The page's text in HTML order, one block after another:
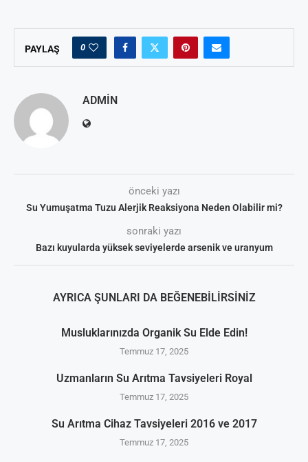
PAYLAŞ 0
ADMIN
önceki yazı
Su Yumuşatma Tuzu Alerjik Reaksiyona Neden Olabilir mi?
sonraki yazı
Bazı kuyularda yüksek seviyelerde arsenik ve uranyum
AYRICA ŞUNLARI DA BEĞENEBILIRSINIZ
Musluklarınızda Organik Su Elde Edin!
Temmuz 17, 2025
Uzmanların Su Arıtma Tavsiyeleri Royal
Temmuz 17, 2025
Su Arıtma Cihaz Tavsiyeleri 2016 ve 2017
Temmuz 17, 2025